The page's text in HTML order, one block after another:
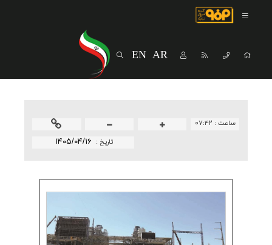
AR
EN
مسیر ماندگار
ارتباطات و توسعه برند سازمانی
پایداری
ساعت : ۰۷:۴۲
تاريخ : ۱۴۰۵/۰۴/۱۶